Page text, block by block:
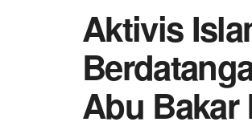
Aktivis
Abu Bakar